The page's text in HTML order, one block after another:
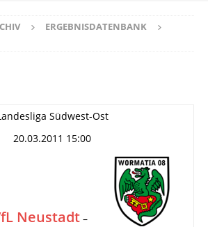
ERGEBNISDATENBANK
Südwest-Ost
20.03.2011 15:00
Neustadt –